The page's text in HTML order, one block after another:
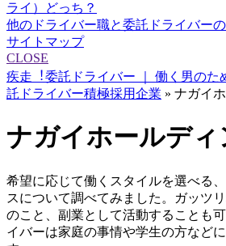
ライ）どっち？
他のドライバー職と委託ドライバー
サイトマップ
CLOSE
疾走︕委託ドライバー ｜ 働く男のた
託ドライバー積極採用企業 » ナガイ
ナガイホールディ
希望に応じて働くスタイルを選べる
スについて調べてみました。ガッツ
のこと、副業として活動することも
イバーは家庭の事情や学生の方など